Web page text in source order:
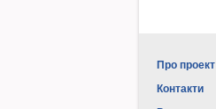
Про проект
Контакти